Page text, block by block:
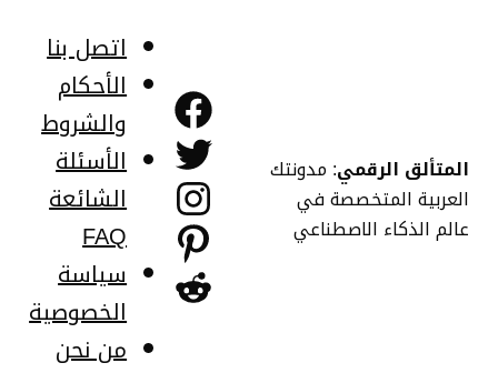
المتألق الرقمي: مدونتك
العربية المتخصصة في
عالم الذكاء الاصطناعي
فيسبوك
تويتر
إنستجرام
بينتريست
ريديت
اتصل بنا
الأحكام
والشروط
الأسئلة
الشائعة
FAQ
سياسة
الخصوصية
من نحن